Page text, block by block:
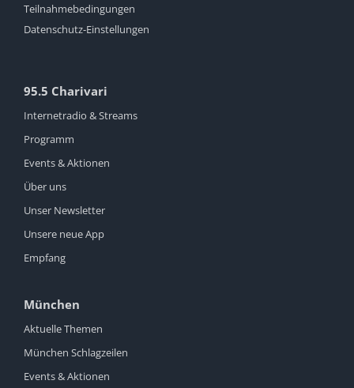
Teilnahmebedingungen
Datenschutz-Einstellungen
95.5 Charivari
Internetradio & Streams
Programm
Events & Aktionen
Über uns
Unser Newsletter
Unsere neue App
Empfang
München
Aktuelle Themen
München Schlagzeilen
Events & Aktionen